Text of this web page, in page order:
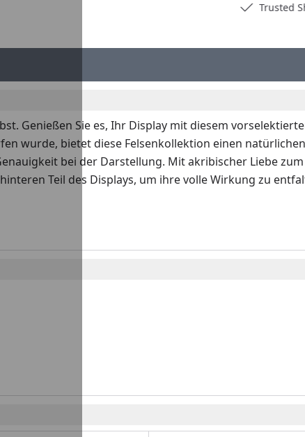
Trusted
Genießen Sie es, Ihr Display mit diesem
wurde, bietet diese Felsenkollektion einen
bei der Darstellung. Mit akribischer Liebe
Teil des Displays, um ihre volle Wirkung zu